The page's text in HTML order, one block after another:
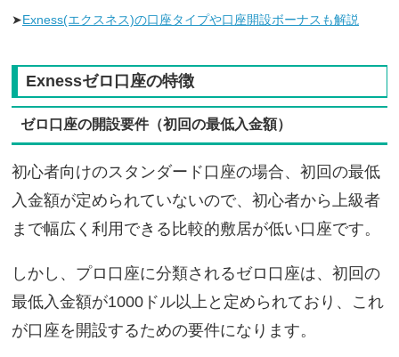
➤Exness(エクスネス)の口座タイプや口座開設ボーナスも解説
Exnessゼロ口座の特徴
ゼロ口座の開設要件（初回の最低入金額）
初心者向けのスタンダード口座の場合、初回の最低
入金額が定められていないので、初心者から上級者
まで幅広く利用できる比較的敷居が低い口座です。
しかし、プロ口座に分類されるゼロ口座は、初回の
最低入金額が1000ドル以上と定められており、これ
が口座を開設するための要件になります。